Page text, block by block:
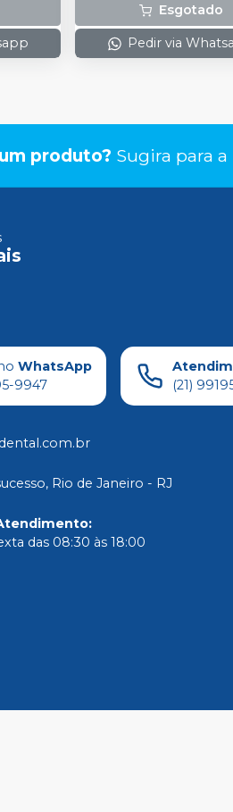
Esgotado
Pedir via
produto? Sugira para a
WhatsApp
9947
(21)
Rio de Janeiro - RJ
:
das 08:30 às 18:00